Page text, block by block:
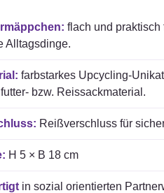
flach und praktisch
Alltagsdinge.
farbstarkes Upcycling-
bzw. Reissackmaterial.
Reißverschluss für
H 5 × B 18 cm
in sozial orientierten